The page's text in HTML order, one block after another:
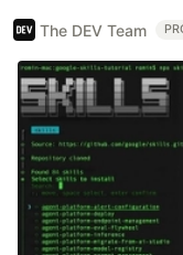
The DEV Team